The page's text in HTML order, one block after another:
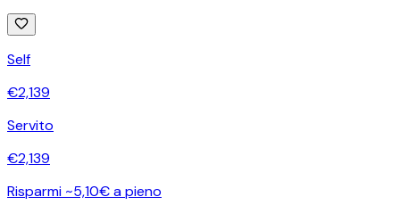
Self
€2,139
Servito
€2,139
Risparmi ~5,10€ a pieno